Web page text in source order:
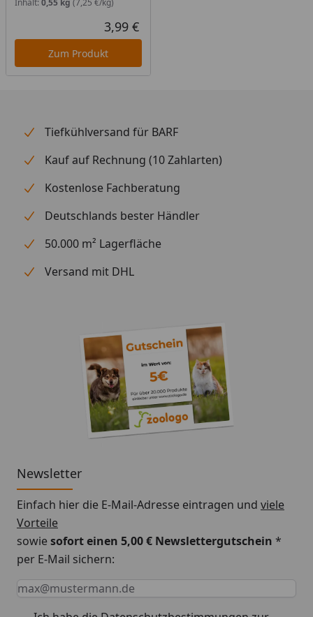
Inhalt: 0,55 kg (7,25 €/kg)
Aktueller Preis
3,99 €
Zum Produkt
Tiefkühlversand für BARF
Kauf auf Rechnung (10 Zahlarten)
Kostenlose Fachberatung
Deutschlands bester Händler
50.000 m² Lagerfläche
Versand mit DHL
Newsletter
Einfach hier die E-Mail-Adresse eintragen und viele
Vorteile
sowiesofort einen 5,00 € Newslettergutschein *
per E-Mail sichern:
Keine Eingabe erforderlich
Eingabe erforderlich
E-Mail *